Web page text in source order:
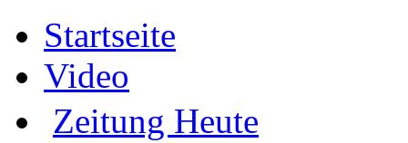
Startseite
Video
Zeitung Heute